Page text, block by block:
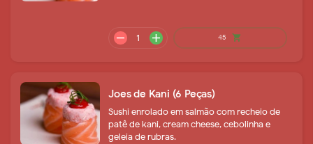
Joes de Kani (6 Peças)
Sushi enrolado em salmão com recheio de
patê de kani, cream cheese, cebolinha e
geleia de rubras.